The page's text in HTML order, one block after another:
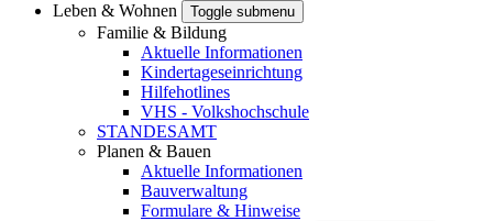
Leben & Wohnen
Toggle submenu
Familie & Bildung
Aktuelle Informationen
Kindertageseinrichtung
Hilfehotlines
VHS - Volkshochschule
STANDESAMT
Planen & Bauen
Aktuelle Informationen
Bauverwaltung
Formulare & Hinweise